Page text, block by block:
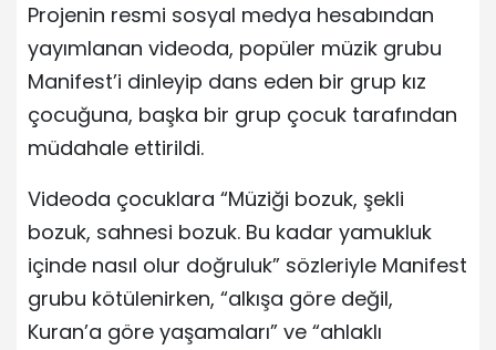
Projenin resmi sosyal medya hesabından
yayımlanan videoda, popüler müzik grubu
Manifest’i dinleyip dans eden bir grup kız
çocuğuna, başka bir grup çocuk tarafından
müdahale ettirildi.
Videoda çocuklara “Müziği bozuk, şekli
bozuk, sahnesi bozuk. Bu kadar yamukluk
içinde nasıl olur doğruluk” sözleriyle Manifest
grubu kötülenirken, “alkışa göre değil,
Kuran’a göre yaşamaları” ve “ahlaklı